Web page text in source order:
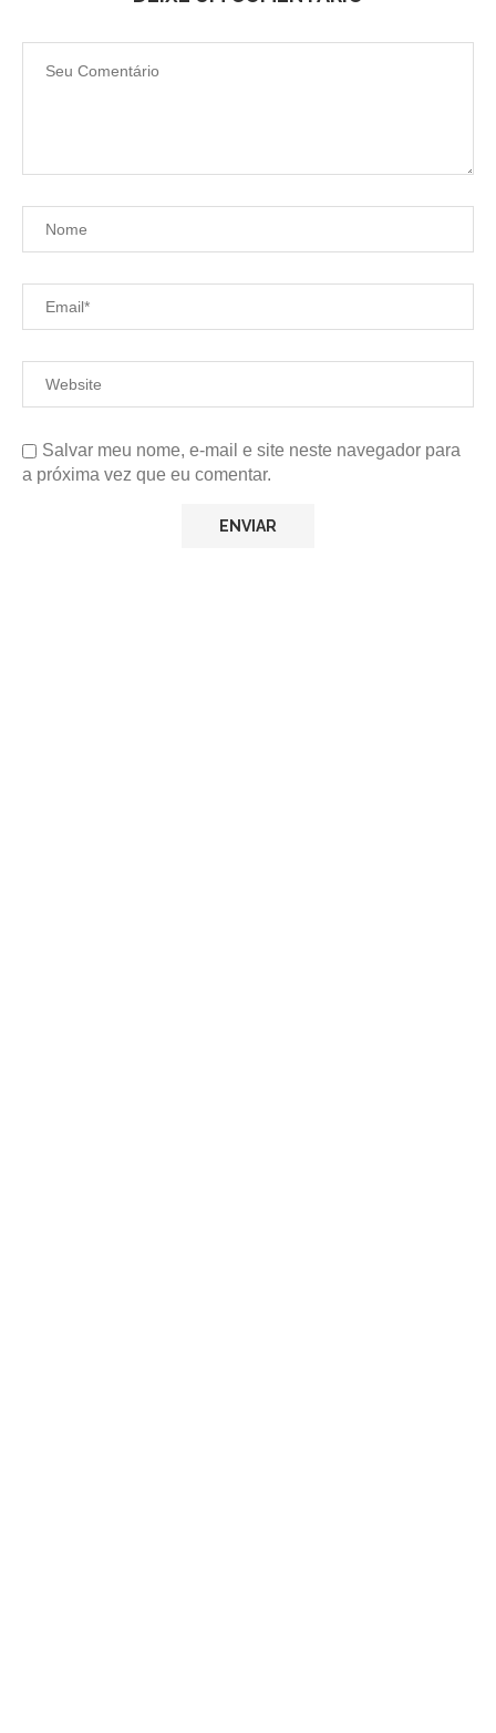
Salvar meu nome, e-mail e site neste navegador para
a próxima vez que eu comentar.